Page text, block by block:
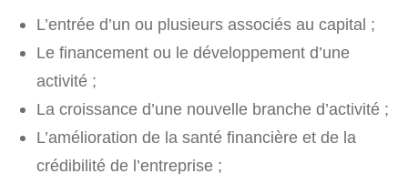
L’entrée d’un ou plusieurs associés au capital ;
Le financement ou le développement d’une
activité ;
La croissance d’une nouvelle branche d’activité ;
L’amélioration de la santé financière et de la
crédibilité de l’entreprise ;